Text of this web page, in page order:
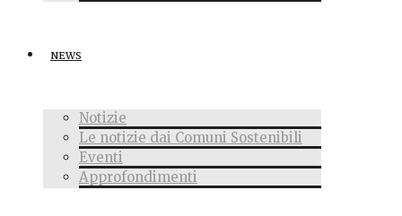
NEWS
Notizie
Le notizie dai Comuni Sostenibili
Eventi
Approfondimenti